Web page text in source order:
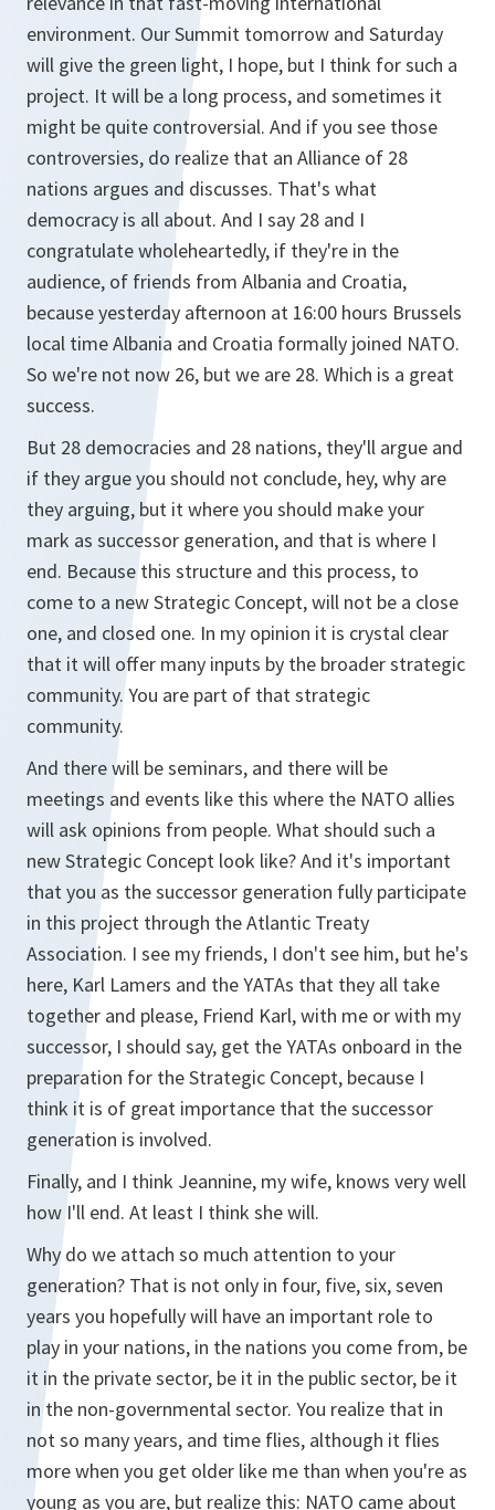
environment. Our Summit tomorrow and Saturday
will give the green light, I hope, but I think for such a
project. It will be a long process, and sometimes it
might be quite controversial. And if you see those
controversies, do realize that an Alliance of 28
nations argues and discusses. That's what
democracy is all about. And I say 28 and I
congratulate wholeheartedly, if they're in the
audience, of friends from Albania and Croatia,
because yesterday afternoon at 16:00 hours Brussels
local time Albania and Croatia formally joined NATO.
So we're not now 26, but we are 28. Which is a great
success.
But 28 democracies and 28 nations, they'll argue and
if they argue you should not conclude, hey, why are
they arguing, but it where you should make your
mark as successor generation, and that is where I
end. Because this structure and this process, to
come to a new Strategic Concept, will not be a close
one, and closed one. In my opinion it is crystal clear
that it will offer many inputs by the broader strategic
community. You are part of that strategic
community.
And there will be seminars, and there will be
meetings and events like this where the NATO allies
will ask opinions from people. What should such a
new Strategic Concept look like? And it's important
that you as the successor generation fully participate
in this project through the Atlantic Treaty
Association. I see my friends, I don't see him, but he's
here, Karl Lamers and the YATAs that they all take
together and please, Friend Karl, with me or with my
successor, I should say, get the YATAs onboard in the
preparation for the Strategic Concept, because I
think it is of great importance that the successor
generation is involved.
Finally, and I think Jeannine, my wife, knows very well
how I'll end. At least I think she will.
Why do we attach so much attention to your
generation? That is not only in four, five, six, seven
years you hopefully will have an important role to
play in your nations, in the nations you come from, be
it in the private sector, be it in the public sector, be it
in the non-governmental sector. You realize that in
not so many years, and time flies, although it flies
more when you get older like me than when you're as
young as you are, but realize this: NATO came about